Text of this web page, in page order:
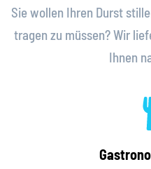
Sie wollen Ihren Durst
tragen zu müssen? Wir
Ihnen